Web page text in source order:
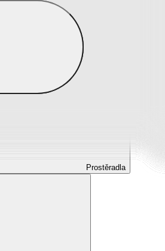
Prostěradla